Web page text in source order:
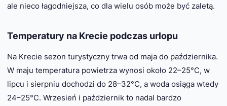
ale nieco łagodniejsza, co dla wielu osób może być zaletą.
Temperatury na Krecie podczas urlopu
Na Krecie sezon turystyczny trwa od maja do października.
W maju temperatura powietrza wynosi około 22–25°C, w
lipcu i sierpniu dochodzi do 28–32°C, a woda osiąga wtedy
24–25°C. Wrzesień i październik to nadal bardzo